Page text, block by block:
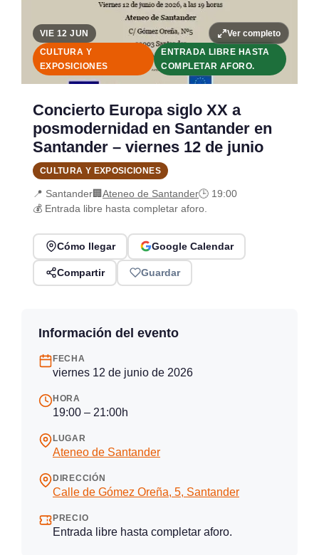
Ver completo
VIE 12 JUN
CULTURA Y
EXPOSICIONES
ENTRADA LIBRE HASTA
COMPLETAR AFORO.
Concierto Europa siglo XX a
posmodernidad en Santander en
Santander – viernes 12 de junio
CULTURA Y EXPOSICIONES
📍 Santander🏢Ateneo de Santander🕒 19:00
💰 Entrada libre hasta completar aforo.
Cómo llegar Google Calendar
Compartir Guardar
Información del evento
FECHA
viernes 12 de junio de 2026
HORA
19:00 – 21:00h
LUGAR
Ateneo de Santander
DIRECCIÓN
Calle de Gómez Oreña, 5, Santander
PRECIO
Entrada libre hasta completar aforo.